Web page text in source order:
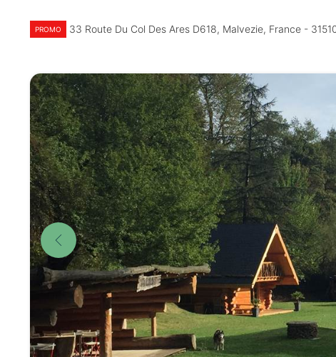
PROMO 33 Route Du Col Des Ares D618, Malvezie, France -